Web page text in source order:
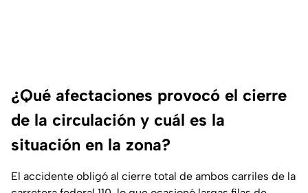
¿Qué afectaciones provocó el cierre
de la circulación y cuál es la
situación en la zona?
El accidente obligó al cierre total de ambos carriles de la